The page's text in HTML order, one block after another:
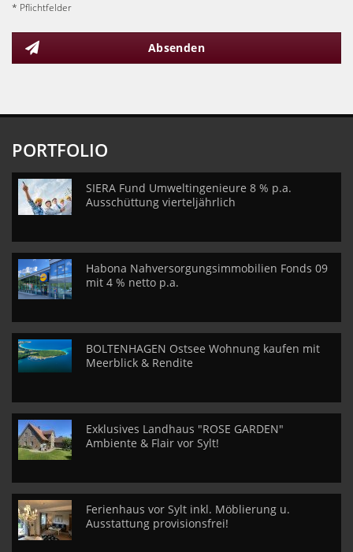
* Pflichtfelder
Absenden
PORTFOLIO
SIERA Fund Umweltingenieure 8 % p.a.
Ausschüttung vierteljährlich
Habona Nahversorgungsimmobilien Fonds 09
mit 4 % netto p.a.
BOLTENHAGEN Ostsee Wohnung kaufen mit
Meerblick & Rendite
Exklusives Landhaus "ROSE GARDEN"
Ambiente & Flair vor Sylt!
Ferienhaus vor Sylt inkl. Möblierung u.
Ausstattung provisionsfrei!